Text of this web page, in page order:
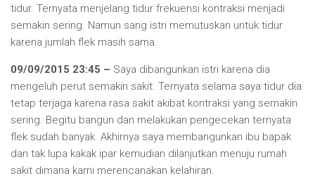
tidur. Ternyata menjelang tidur frekuensi kontraksi menjadi
semakin sering. Namun sang istri memutuskan untuk tidur
karena jumlah flek masih sama.
09/09/2015 23:45 – Saya dibangunkan istri karena dia
mengeluh perut semakin sakit. Ternyata selama saya tidur dia
tetap terjaga karena rasa sakit akibat kontraksi yang semakin
sering. Begitu bangun dan melakukan pengecekan ternyata
flek sudah banyak. Akhirnya saya membangunkan ibu bapak
dan tak lupa kakak ipar kemudian dilanjutkan menuju rumah
sakit dimana kami merencanakan kelahiran.